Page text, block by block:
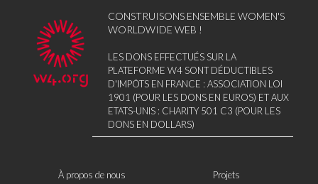
CONSTRUISONS ENSEMBLE WOMEN'S
WORLDWIDE WEB !
LES DONS EFFECTUÉS SUR LA
PLATEFORME W4 SONT DÉDUCTIBLES
D'IMPÔTS EN FRANCE : ASSOCIATION LOI
1901 (POUR LES DONS EN EUROS) ET AUX
ETATS-UNIS : CHARITY 501 C3 (POUR LES
DONS EN DOLLARS)
À propos de nous Projets